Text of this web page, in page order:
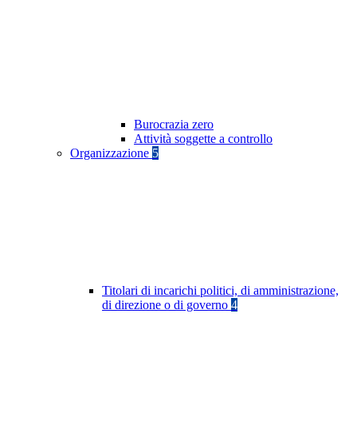
Burocrazia zero
Attività soggette a controllo
Organizzazione 5
Titolari di incarichi politici, di amministrazione,
di direzione o di governo 4